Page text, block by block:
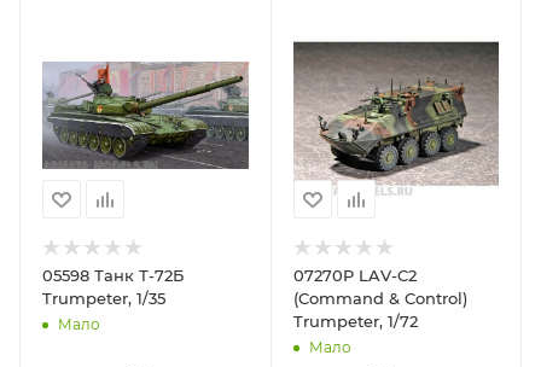
05598 Танк Т-72Б
Trumpeter, 1/35
Мало
07270P LAV-C2
(Command & Control)
Trumpeter, 1/72
Мало